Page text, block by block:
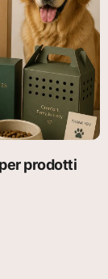
prodotti